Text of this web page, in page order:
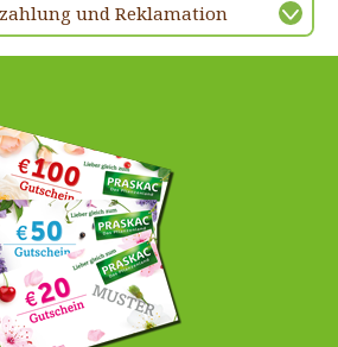
und Reklamation